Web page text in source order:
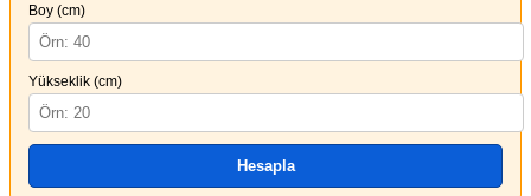
Boy (cm)
Yükseklik (cm)
Hesapla